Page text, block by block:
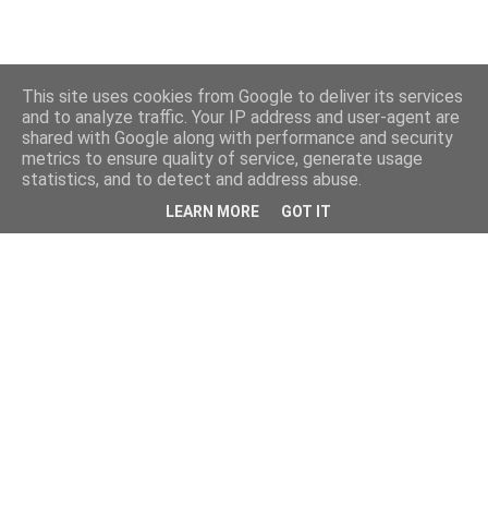
This site uses cookies from Google to deliver its services
and to analyze traffic. Your IP address and user-agent are
shared with Google along with performance and security
metrics to ensure quality of service, generate usage
statistics, and to detect and address abuse.
LEARN MORE GOT IT